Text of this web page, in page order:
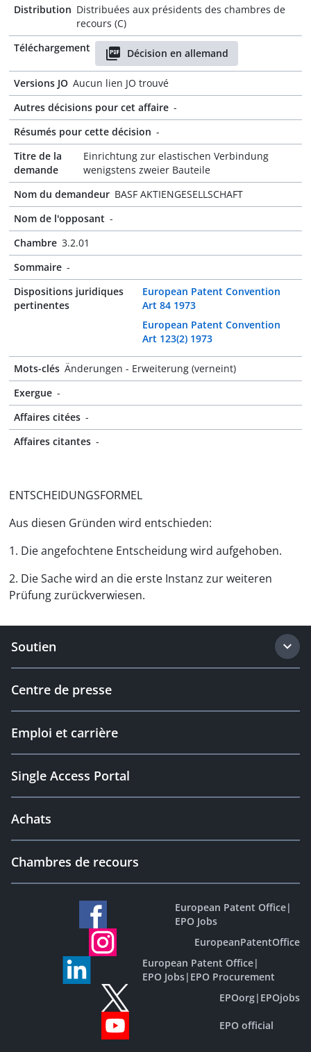
Distribution Distribuées aux présidents des chambres de
recours (C)
Téléchargement
Décision en allemand
Versions JO Aucun lien JO trouvé
Autres décisions pour cet affaire -
Résumés pour cette décision -
Titre de la
demande
Einrichtung zur elastischen Verbindung
wenigstens zweier Bauteile
Nom du demandeur BASF AKTIENGESELLSCHAFT
Nom de l'opposant -
Chambre 3.2.01
Sommaire -
Dispositions juridiques
pertinentes
European Patent Convention
Art 84 1973
European Patent Convention
Art 123(2) 1973
Mots-clés Änderungen - Erweiterung (verneint)
Exergue -
Affaires citées -
Affaires citantes -
ENTSCHEIDUNGSFORMEL
Aus diesen Gründen wird entschieden:
1. Die angefochtene Entscheidung wird aufgehoben.
2. Die Sache wird an die erste Instanz zur weiteren
Prüfung zurückverwiesen.
Soutien
Centre de presse
Emploi et carrière
Single Access Portal
Achats
Chambres de recours
European Patent Office|
EPO Jobs
EuropeanPatentOffice
European Patent Office|
EPO Jobs| EPO Procurement
EPOorg| EPOjobs
EPO official